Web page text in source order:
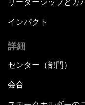
リーダーシップとガ
インパクト
詳細
センター（部門）
会合